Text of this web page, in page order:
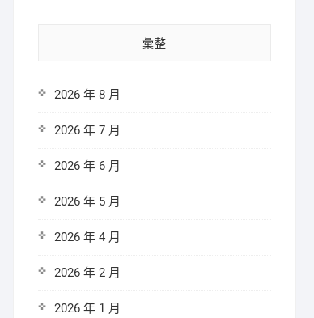
彙整
2026 年 8 月
2026 年 7 月
2026 年 6 月
2026 年 5 月
2026 年 4 月
2026 年 2 月
2026 年 1 月